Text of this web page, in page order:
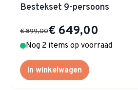
Bestekset 9-persoons
Special Price
€ 649,00
€ 899,00
Nog 2 items op voorraad
In winkelwagen